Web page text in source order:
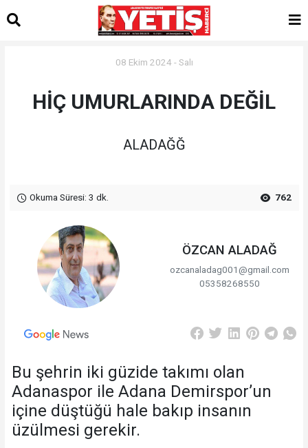
08 Ekim 2024 - Salı
HİÇ UMURLARINDA DEĞİL
ALADAĞĞ
Okuma Süresi: 3 dk. 762
ÖZCAN ALADAĞ
ozcanaladag001@gmail.com
05358268550
Bu şehrin iki güzide takımı olan
Adanaspor ile Adana Demirspor’un
içine düştüğü hale bakıp insanın
üzülmesi gerekir.